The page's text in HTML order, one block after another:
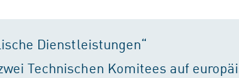
Dienstleistungen“
Technischen Komitees auf